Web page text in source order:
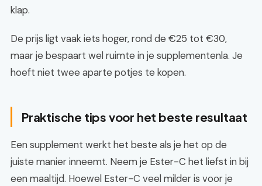
klap.
De prijs ligt vaak iets hoger, rond de €25 tot €30,
maar je bespaart wel ruimte in je supplementenla. Je
hoeft niet twee aparte potjes te kopen.
Praktische tips voor het beste resultaat
Een supplement werkt het beste als je het op de
juiste manier inneemt. Neem je Ester-C het liefst in bij
een maaltijd. Hoewel Ester-C veel milder is voor je